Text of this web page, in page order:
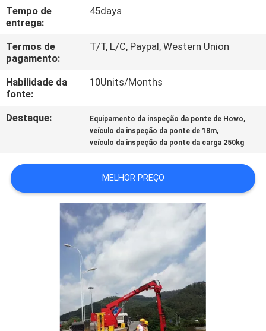
CONTACTE-
NOS
NOTÍCIA
UMAS
MAPA
PRIVACIDADE
Tempo de
entrega:
45days
Termos de
pagamento:
T/T, L/C, Paypal, Western Union
Habilidade da
fonte:
10Units/Months
Destaque: Equipamento da inspeção da ponte de Howo,
veículo da inspeção da ponte de 18m,
veículo da inspeção da ponte da carga 250kg
MELHOR PREÇO